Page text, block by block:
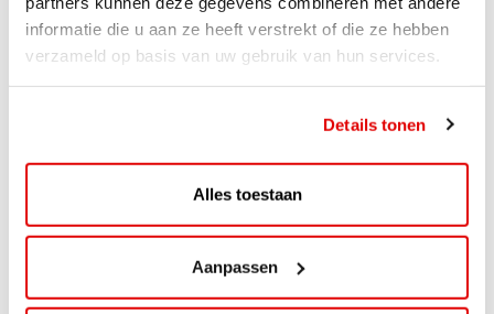
informatie die u aan ze heeft verstrekt of die ze hebben
verzameld op basis van uw gebruik van hun services.
Details tonen
Alles toestaan
Aanpassen
van DC-snellaadinfrastructuur AVIA VOLT en...
Lees verder